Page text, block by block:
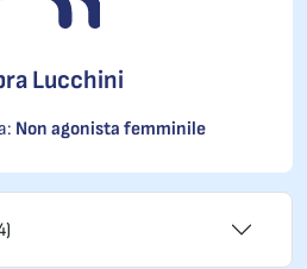
Lucchini
Non agonista femminile